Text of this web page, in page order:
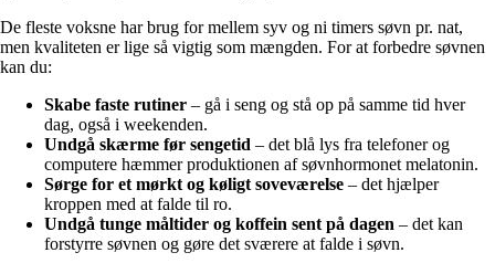
De fleste voksne har brug for mellem syv og ni timers søvn pr. nat,
men kvaliteten er lige så vigtig som mængden. For at forbedre søvnen
kan du:
Skabe faste rutiner – gå i seng og stå op på samme tid hver
dag, også i weekenden.
Undgå skærme før sengetid – det blå lys fra telefoner og
computere hæmmer produktionen af søvnhormonet melatonin.
Sørge for et mørkt og køligt soveværelse – det hjælper
kroppen med at falde til ro.
Undgå tunge måltider og koffein sent på dagen – det kan
forstyrre søvnen og gøre det sværere at falde i søvn.